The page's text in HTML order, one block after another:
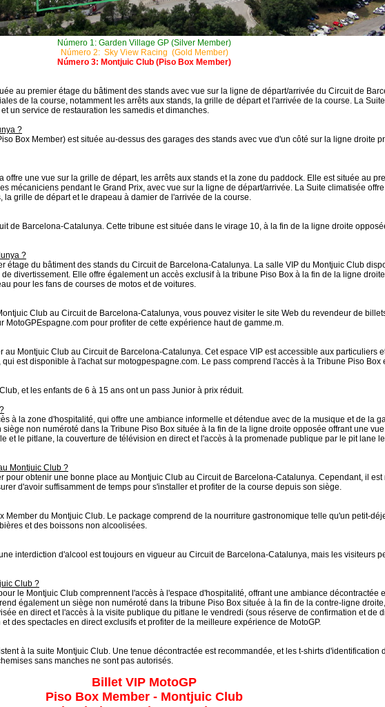
Número 1: Garden Village GP (Silver Member)
Número 2: Sky View Racing (Gold Member)
Número 3: Montjuic Club (Piso Box Member)
au premier étage du bâtiment des stands avec vue sur la ligne de départ/arrivée du Circuit de
de la course, notamment les arrêts aux stands, la grille de départ et l'arrivée de la course. La
un service de restauration les samedis et dimanches.
?
Box Member) est située au-dessus des garages des stands avec vue d'un côté sur la ligne droite
une vue sur la grille de départ, les arrêts aux stands et la zone du paddock. Elle est située au
mécaniciens pendant le Grand Prix, avec vue sur la ligne de départ/arrivée. La Suite climatisée
grille de départ et le drapeau à damier de l'arrivée de la course.
de Barcelona-Catalunya. Cette tribune est située dans le virage 10, à la fin de la ligne droite
?
étage du bâtiment des stands du Circuit de Barcelona-Catalunya. La salle VIP du Montjuic Club
divertissement. Elle offre également un accès exclusif à la tribune Piso Box à la fin de la ligne
pour les fans de courses de motos et de voitures.
Club au Circuit de Barcelona-Catalunya, vous pouvez visiter le site Web du revendeur de
pour profiter de cette expérience haut de gamme.m.
Montjuic Club au Circuit de Barcelona-Catalunya. Cet espace VIP est accessible aux particuliers
est disponible à l'achat sur motogpespagne.com. Le pass comprend l'accès à la Tribune Piso Box
et les enfants de 6 à 15 ans ont un pass Junior à prix réduit.
à la zone d'hospitalité, qui offre une ambiance informelle et détendue avec de la musique et de la
non numéroté dans la Tribune Piso Box située à la fin de la ligne droite opposée offrant une
et le pitlane, la couverture de télévision en direct et l'accès à la promenade publique par le pit lane
Montjuic Club ?
obtenir une bonne place au Montjuic Club au Circuit de Barcelona-Catalunya. Cependant, il
d'avoir suffisamment de temps pour s'installer et profiter de la course depuis son siège.
Member du Montjuic Club. Le package comprend de la nourriture gastronomique telle qu'un petit-
et des boissons non alcoolisées.
interdiction d'alcool est toujours en vigueur au Circuit de Barcelona-Catalunya, mais les visiteurs
Club ?
le Montjuic Club comprennent l'accès à l'espace d'hospitalité, offrant une ambiance décontractée
également un siège non numéroté dans la tribune Piso Box située à la fin de la contre-ligne
en direct et l'accès à la visite publique du pitlane le vendredi (sous réserve de confirmation et de
des spectacles en direct exclusifs et profiter de la meilleure expérience de MotoGP.
à la suite Montjuic Club. Une tenue décontractée est recommandée, et les t-shirts d'identification
sans manches ne sont pas autorisés.
Billet VIP MotoGP
Piso Box Member - Montjuic Club